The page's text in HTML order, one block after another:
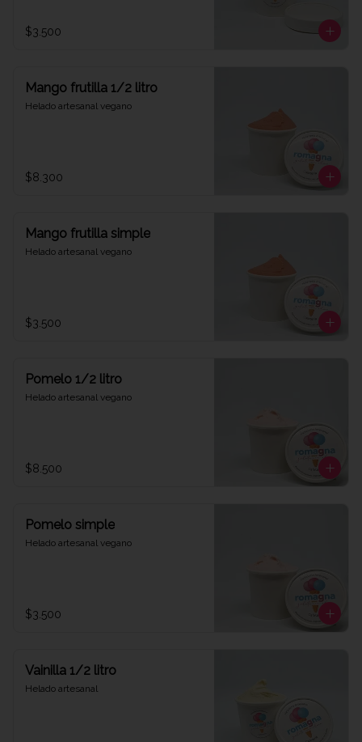
$3.500
Mango frutilla 1/2 litro
Helado artesanal vegano
$8.300
Mango frutilla simple
Helado artesanal vegano
$3.500
Pomelo 1/2 litro
Helado artesanal vegano
$8.500
Pomelo simple
Helado artesanal vegano
$3.500
Vainilla 1/2 litro
Helado artesanal